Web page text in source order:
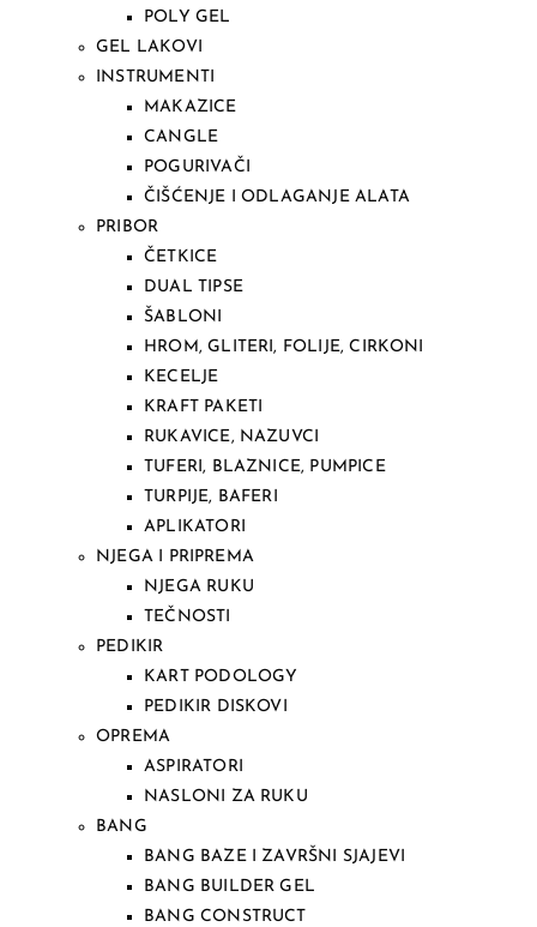
POLY GEL
GEL LAKOVI
INSTRUMENTI
MAKAZICE
CANGLE
POGURIVAČI
ČIŠĆENJE I ODLAGANJE ALATA
PRIBOR
ČETKICE
DUAL TIPSE
ŠABLONI
HROM, GLITERI, FOLIJE, CIRKONI
KECELJE
KRAFT PAKETI
RUKAVICE, NAZUVCI
TUFERI, BLAZNICE, PUMPICE
TURPIJE, BAFERI
APLIKATORI
NJEGA I PRIPREMA
NJEGA RUKU
TEČNOSTI
PEDIKIR
KART PODOLOGY
PEDIKIR DISKOVI
OPREMA
ASPIRATORI
NASLONI ZA RUKU
BANG
BANG BAZE I ZAVRŠNI SJAJEVI
BANG BUILDER GEL
BANG CONSTRUCT